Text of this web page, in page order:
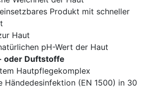
Produkt mit schneller
Haut
pH-Wert der Haut
oder Duftstoffe
Hautpflegekomplex
Händedesinfektion (EN 1500) in 30